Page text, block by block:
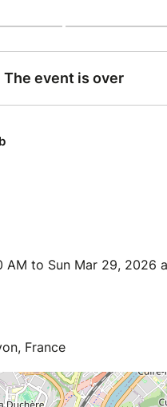
to Sun Mar 29, 2026
France